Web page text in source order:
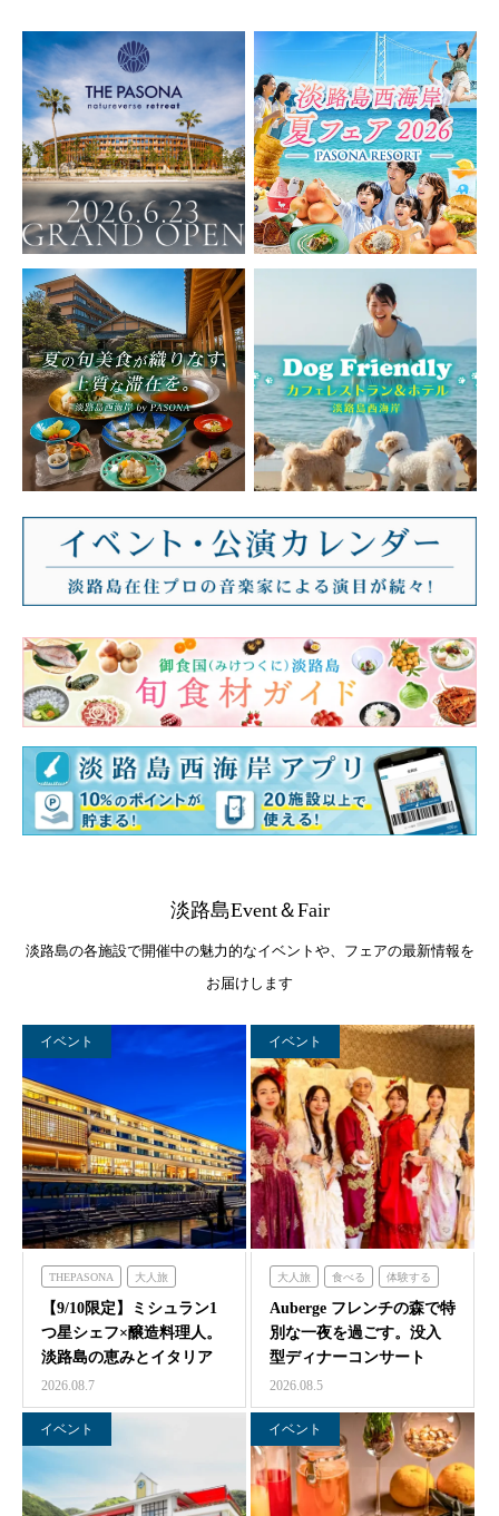
淡路島Event＆Fair
淡路島の各施設で開催中の魅力的なイベントや、フェアの最新情報を
お届けします
イベント
THEPASONA 大人旅
食べる 体験する
【9/10限定】ミシュラン1
つ星シェフ×醸造料理人。
淡路島の恵みとイタリア
料理の感性が交わ…
2026.08.7
イベント
大人旅 食べる 体験する
泊まる フレンチの森
Auberge フレンチの森で特
別な一夜を過ごす。没入
型ディナーコンサート
『サロン・ド・モ…
2026.08.5
イベント イベント